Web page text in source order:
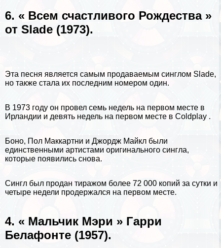
6. « Всем счастливого Рождества »
от Slade (1973).
Эта песня является самым продаваемым синглом Slade,
но также стала их последним номером один.
В 1973 году он провел семь недель на первом месте в
Ирландии и девять недель на первом месте в Coldplay .
Боно, Пол Маккартни и Джордж Майкл были
единственными артистами оригинального сингла,
которые появились снова.
Сингл был продан тиражом более 72 000 копий за сутки и
четыре недели продержался на первом месте.
4. « Мальчик Мэри » Гарри
Белафонте (1957).